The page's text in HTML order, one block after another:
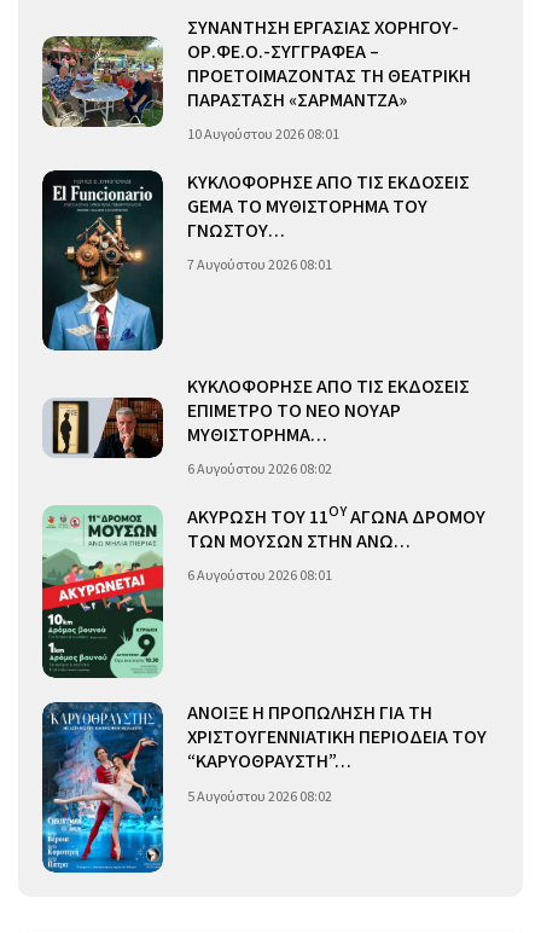
ΣΥΝΑΝΤΗΣΗ ΕΡΓΑΣΙΑΣ ΧΟΡΗΓΟΥ-
ΟΡ.ΦΕ.Ο.-ΣΥΓΓΡΑΦΕΑ –
ΠΡΟΕΤΟΙΜΑΖΟΝΤΑΣ ΤΗ ΘΕΑΤΡΙΚΗ
ΠΑΡΑΣΤΑΣΗ «ΣΑΡΜΑΝΤΖΑ»
10 Αυγούστου 2026 08:01
ΚΥΚΛΟΦΟΡΗΣΕ ΑΠΟ ΤΙΣ ΕΚΔΟΣΕΙΣ
GEMA ΤΟ ΜΥΘΙΣΤΟΡΗΜΑ ΤΟΥ
ΓΝΩΣΤΟΥ…
7 Αυγούστου 2026 08:01
ΚΥΚΛΟΦΟΡΗΣΕ ΑΠΟ ΤΙΣ ΕΚΔΟΣΕΙΣ
ΕΠΙΜΕΤΡΟ ΤΟ ΝΕΟ ΝΟΥΑΡ
ΜΥΘΙΣΤΟΡΗΜΑ…
6 Αυγούστου 2026 08:02
ΑΚΥΡΩΣΗ ΤΟΥ 11ΟΥΑΓΩΝΑ ΔΡΟΜΟΥ
ΤΩΝ ΜΟΥΣΩΝ ΣΤΗΝ ΑΝΩ…
6 Αυγούστου 2026 08:01
ΑΝΟΙΞΕ Η ΠΡΟΠΩΛΗΣΗ ΓΙΑ ΤΗ
ΧΡΙΣΤΟΥΓΕΝΝΙΑΤΙΚΗ ΠΕΡΙΟΔΕΙΑ ΤΟΥ
“ΚΑΡΥΟΘΡΑΥΣΤΗ”…
5 Αυγούστου 2026 08:02